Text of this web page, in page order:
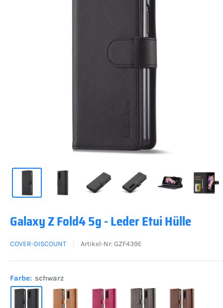
Galaxy Z Fold4 5g - Leder Etui Hülle
COVER-DISCOUNT Artikel-Nr:GZF439E
Farbe: schwarz